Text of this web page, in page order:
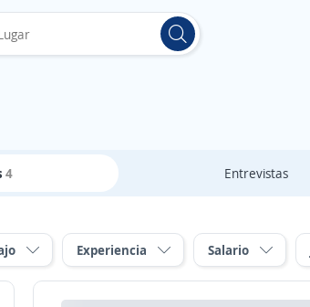
4 Entrevistas
Experiencia Salario